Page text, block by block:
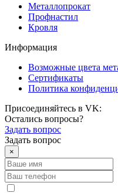
Металлопрокат
Профнастил
Кровля
Информация
Возможные цвета
Сертификаты
Политика
Присоединяйтесь в VK:
Остались вопросы?
Задать вопрос
Задать вопрос
×